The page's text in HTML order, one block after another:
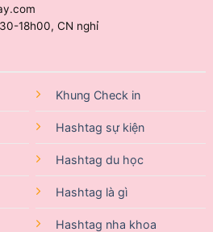
18h00, CN nghỉ
Khung Check in
Hashtag sự kiện
Hashtag du học
Hashtag là gì
Hashtag nha khoa